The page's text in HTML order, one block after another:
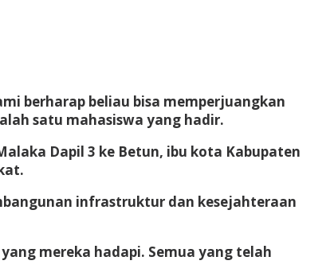
berharap beliau bisa memperjuangkan
satu mahasiswa yang hadir.
Dapil 3 ke Betun, ibu kota Kabupaten
infrastruktur dan kesejahteraan
mereka hadapi. Semua yang telah